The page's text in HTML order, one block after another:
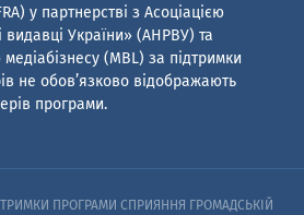
у партнерстві з Асоціацією
видавці України» (АНРВУ) та
(MBL) за підтримки
не обов’язково відображають
програми.
ПРОГРАМИ СПРИЯННЯ ГРОМАДСЬКІЙ